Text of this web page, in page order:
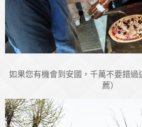
如果您有機會到安國，千萬不要錯過
薦）